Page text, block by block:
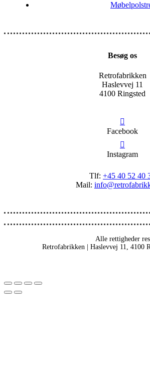
Besøg os
Retrofabrikken
Haslevvej 11
4100 Ringsted
Facebook
Instagram
Tlf: +45 40 52 40
Mail:
Alle rettigheder
Retrofabrikken | Haslevvej 11, 4100